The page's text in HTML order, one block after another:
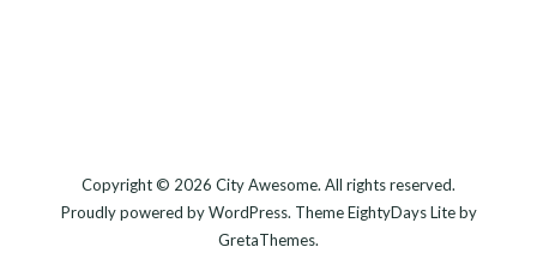
Copyright © 2026 City Awesome. All rights reserved.
Proudly powered byWordPress. ThemeEightyDays Liteby
GretaThemes.